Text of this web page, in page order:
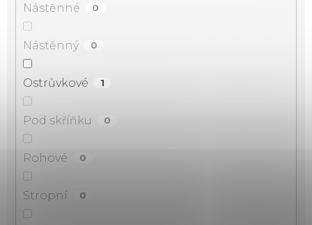
Nástěnné 0
Nástěnný 0
Ostrůvkové 1
Pod skříňku 0
Rohové 0
Stropní 0